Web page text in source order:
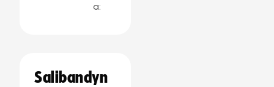
a:
Salibandyn